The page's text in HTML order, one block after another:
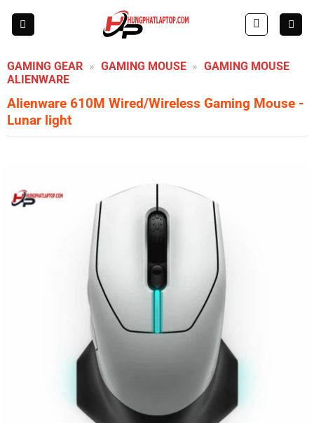
GAMING GEAR » GAMING MOUSE » GAMING MOUSE
ALIENWARE
Alienware 610M Wired/Wireless Gaming Mouse -
Lunar light